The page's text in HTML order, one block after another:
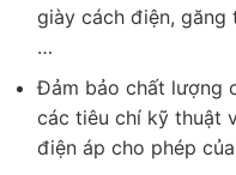
giày cách điện, găng
…
Đảm bảo chất lượng
các tiêu chí kỹ thuật
điện áp cho phép